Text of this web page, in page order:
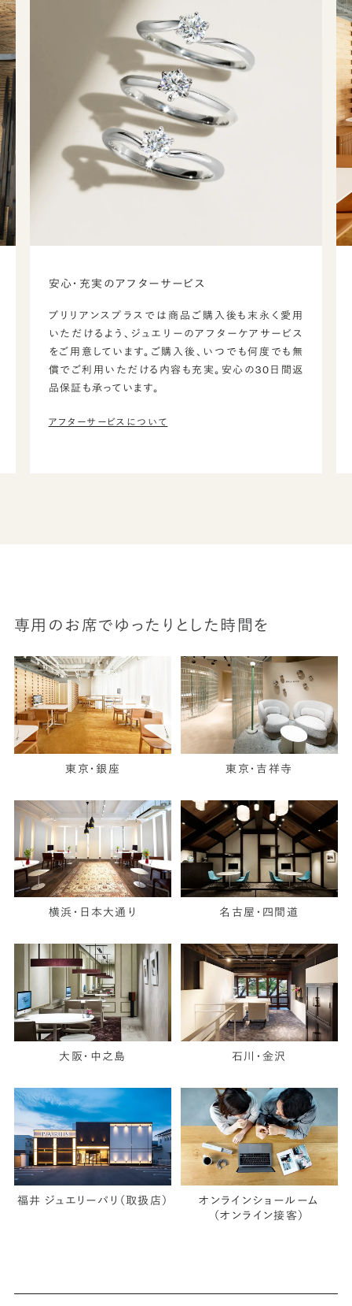
安心・充実のアフターサービス
ブリリアンスプラスでは商品ご購入後も末永く愛用
いただけるよう、ジュエリーのアフターケアサービス
をご用意しています。ご購入後、いつでも何度でも無
償でご利用いただける内容も充実。安心の30日間返
品保証も承っています。
アフターサービスについて
専用のお席でゆったりとした時間を
東京・銀座 東京・吉祥寺
横浜・日本大通り 名古屋・四間道
大阪・中之島 石川・金沢
福井 ジュエリーパリ（取扱店）
オンラインショールーム
（オンライン接客）